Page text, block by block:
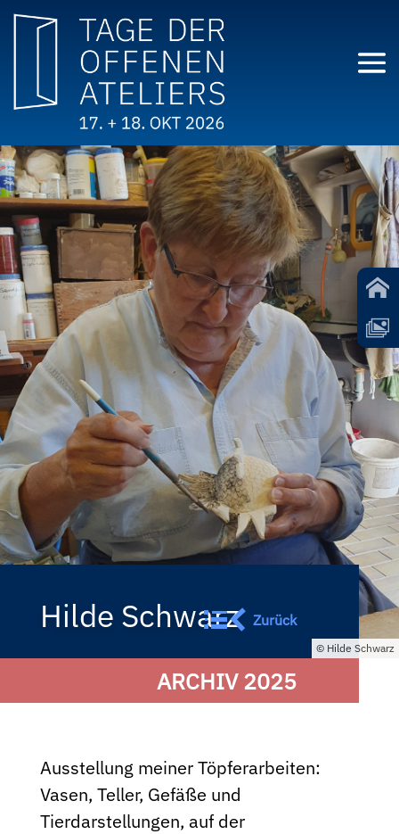
Hilde Schwarz Zurück
ARCHIV 2025
Hilde Schwarz
Ausstellung meiner Töpferarbeiten:
Vasen, Teller, Gefäße und
Tierdarstellungen, auf der